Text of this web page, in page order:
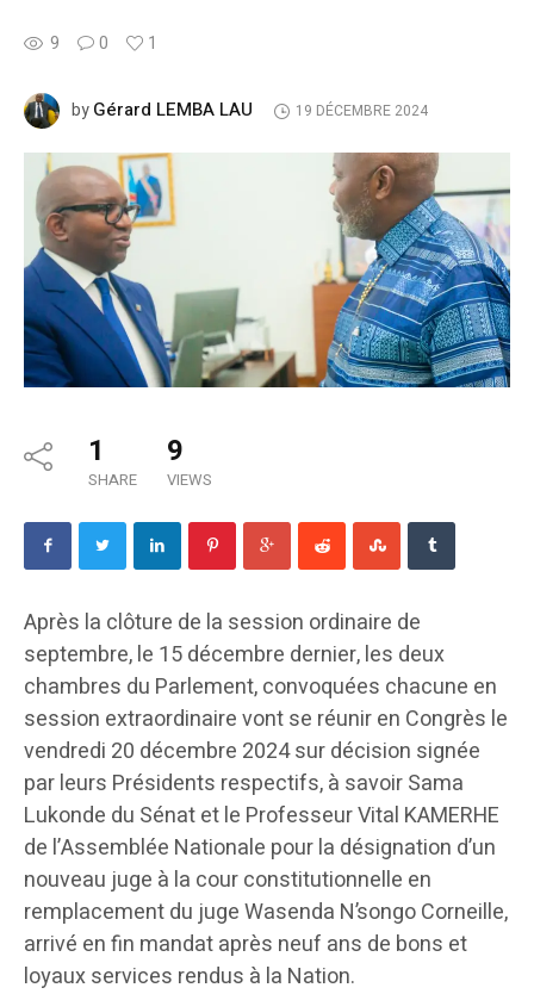
9 0 1
byGérard LEMBA LAU 19 DÉCEMBRE 2024
1
SHARE
9
VIEWS
Après la clôture de la session ordinaire de
septembre, le 15 décembre dernier, les deux
chambres du Parlement, convoquées chacune en
session extraordinaire vont se réunir en Congrès le
vendredi 20 décembre 2024 sur décision signée
par leurs Présidents respectifs, à savoir Sama
Lukonde du Sénat et le Professeur Vital KAMERHE
de l’Assemblée Nationale pour la désignation d’un
nouveau juge à la cour constitutionnelle en
remplacement du juge Wasenda N’songo Corneille,
arrivé en fin mandat après neuf ans de bons et
loyaux services rendus à la Nation.